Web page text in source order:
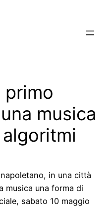
primo
musica
in una città
musica una forma di
sabato 10 maggio